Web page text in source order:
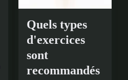
Quels types
d'exercices
sont
recommandés